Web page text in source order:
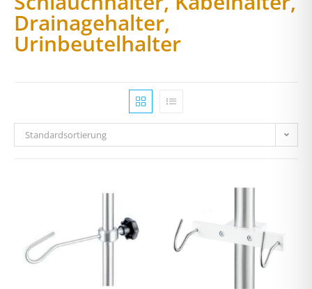
Drainagehalter,
Urinbeutelhalter
Standardsortierung